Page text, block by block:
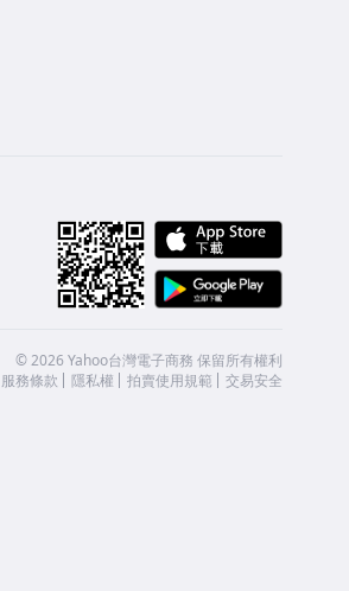
©2026 Yahoo台灣電子商務 保留所有權利
服務條款
隱私權 拍賣使用規範 交易安全